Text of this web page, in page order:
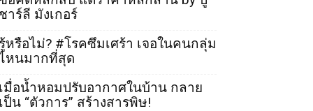
าร์ลี มังเกอร์
หรือไม่? #โรคซึมเศร้า เจอในคนกลุ่ม
หนมากที่สุด
มื่อน้ำหอมปรับอากาศในบ้าน กลาย
ป็น “ตัวการ” สร้างสารพิษ!